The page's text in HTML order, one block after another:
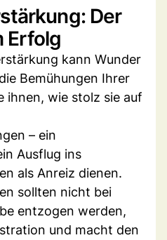
Der
Erfolg
kann Wunder
Bemühungen Ihrer
ihnen, wie stolz sie auf
– ein
Ausflug ins
als Anreiz dienen.
sollten nicht bei
entzogen werden,
und macht den